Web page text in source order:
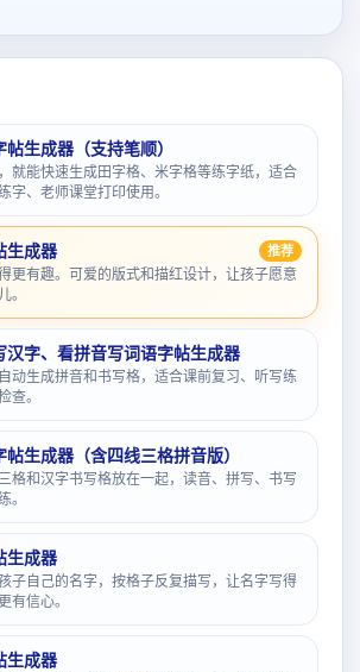
帖生成器（支持笔顺）
就能快速生成田字格、米字格等练字纸，适合
字、老师课堂打印使用。
生成器 推荐
更有趣。可爱的版式和描红设计，让孩子愿意
。
汉字、看拼音写词语字帖生成器
动生成拼音和书写格，适合课前复习、听写练
查。
帖生成器（含四线三格拼音版）
格和汉字书写格放在一起，读音、拼写、书写
。
生成器
子自己的名字，按格子反复描写，让名字写得
有信心。
生成器